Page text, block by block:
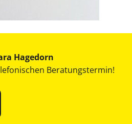
Hagedorn
Beratungstermin!